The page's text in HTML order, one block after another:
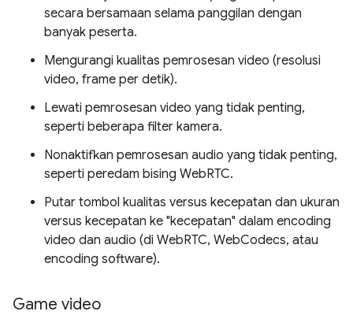
secara bersamaan selama panggilan dengan
banyak peserta.
Mengurangi kualitas pemrosesan video (resolusi
video, frame per detik).
Lewati pemrosesan video yang tidak penting,
seperti beberapa filter kamera.
Nonaktifkan pemrosesan audio yang tidak penting,
seperti peredam bising WebRTC.
Putar tombol kualitas versus kecepatan dan ukuran
versus kecepatan ke "kecepatan" dalam encoding
video dan audio (di WebRTC, WebCodecs, atau
encoding software).
Game video